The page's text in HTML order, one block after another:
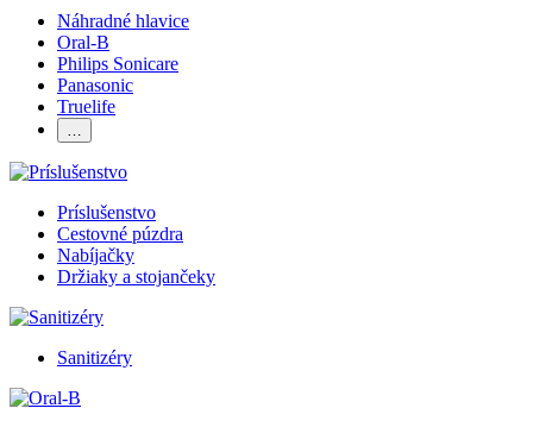
Náhradné hlavice
Oral-B
Philips Sonicare
Panasonic
Truelife
…
Príslušenstvo
Cestovné púzdra
Nabíjačky
Držiaky a stojančeky
Sanitizéry